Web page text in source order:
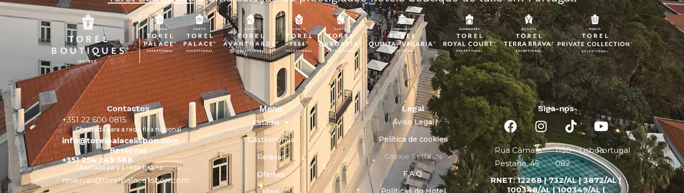
Contactos
+351 22 600 0815
Chamada para a rede fixa nacional
info@torelpalacelisbon.com
Reservas
+351 254 249 388
Chamada para a rede fixa nacional
reservas@torelpalacelisbon.com
Menu
Estadia
Gastronomia
Relaxar
Ofertas
Legal
Aviso Legal
Política de cookies
Cookie Settings
F.A.Q.
Siga-nos
Rua Câmara
Pestana, 45
1150-
082
LisboaPortugal
RNET:12268 |732/AL | 3872/AL |
100348/AL | 100349/AL |